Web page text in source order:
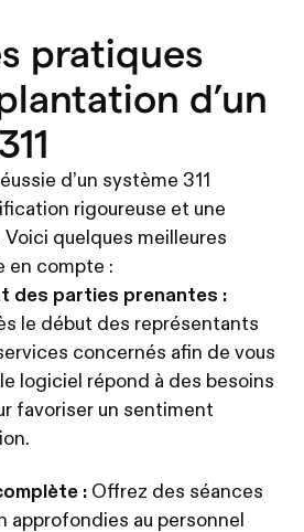
pratiques
d’un
d’un système 311
rigoureuse et une
Voici quelques meilleures
en compte :
des parties prenantes :
le début des représentants
concernés afin de vous
logiciel répond à des besoins
favoriser un sentiment
: Offrez des séances
approfondies au personnel